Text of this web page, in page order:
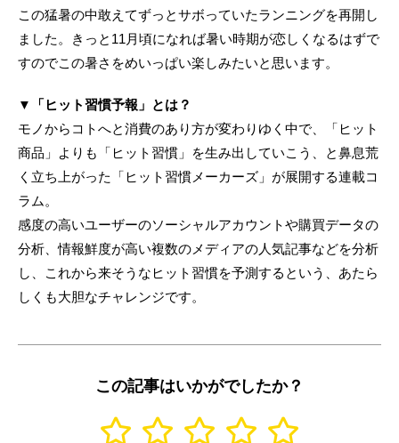
この猛暑の中敢えてずっとサボっていたランニングを再開し
ました。きっと11月頃になれば暑い時期が恋しくなるはずで
すのでこの暑さをめいっぱい楽しみたいと思います。
▼「ヒット習慣予報」とは？
モノからコトへと消費のあり方が変わりゆく中で、「ヒット
商品」よりも「ヒット習慣」を生み出していこう、と鼻息荒
く立ち上がった「ヒット習慣メーカーズ」が展開する連載コ
ラム。
感度の高いユーザーのソーシャルアカウントや購買データの
分析、情報鮮度が高い複数のメディアの人気記事などを分析
し、これから来そうなヒット習慣を予測するという、あたら
しくも大胆なチャレンジです。
この記事はいかがでしたか？